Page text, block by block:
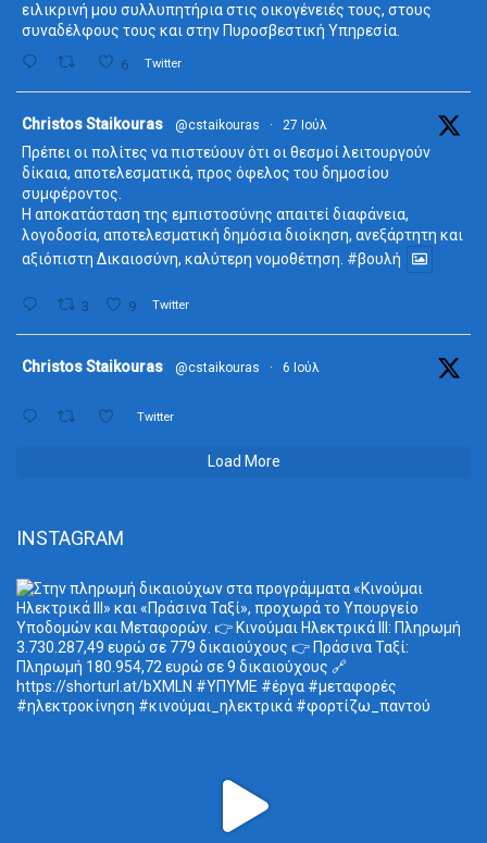
ειλικρινή μου συλλυπητήρια στις οικογένειές τους, στους
συναδέλφους τους και στην Πυροσβεστική Υπηρεσία.
6 Twitter
Christos Staikouras @cstaikouras · 27 Ιούλ
Πρέπει οι πολίτες να πιστεύουν ότι οι θεσμοί λειτουργούν
δίκαια, αποτελεσματικά, προς όφελος του δημοσίου
συμφέροντος.
Η αποκατάσταση της εμπιστοσύνης απαιτεί διαφάνεια,
λογοδοσία, αποτελεσματική δημόσια διοίκηση, ανεξάρτητη και
αξιόπιστη Δικαιοσύνη, καλύτερη νομοθέτηση. #βουλή
3 9 Twitter
Christos Staikouras @cstaikouras · 6 Ιούλ
Twitter
Load More
INSTAGRAM